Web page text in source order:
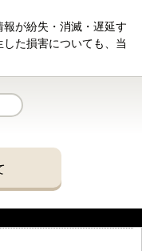
が紛失・消滅・遅延す
た損害についても、当